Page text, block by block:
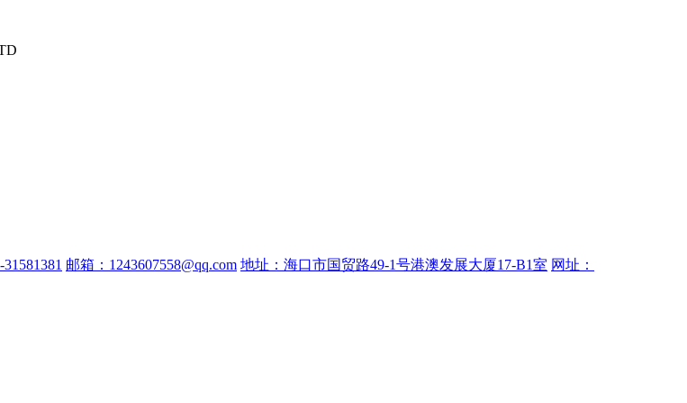
邮箱：1243607558@qq.com 地址：海口市国贸路49-1号港澳发展大厦17-B1室 网址：